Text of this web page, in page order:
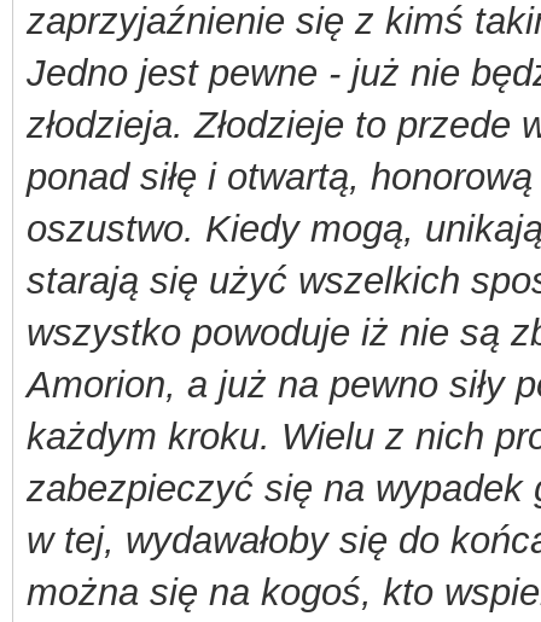
zaprzyjaźnienie się z kimś
Jedno jest pewne - już nie
złodzieja. Złodzieje to
ponad siłę i otwartą,
oszustwo. Kiedy mogą,
starają się użyć wszelkich
wszystko powoduje iż nie są
Amorion, a już na pewno siły
każdym kroku. Wielu z nich
zabezpieczyć się na wypadek
w tej, wydawałoby się do
można się na kogoś, kto